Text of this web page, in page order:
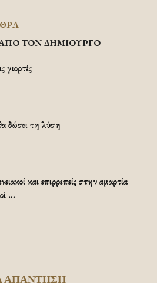
ΤΟΝ ΔΗΜΙΟΥΡΓΟ
γιορτές
δώσει τη λύση
και επιρρεπείς στην αμαρτία
…
ΑΠΑΝΤΗΣΗ